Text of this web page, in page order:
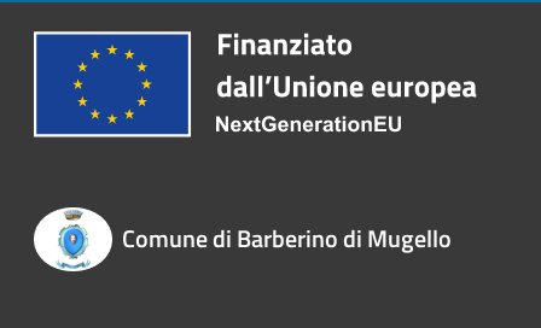
Comune di Barberino di Mugello